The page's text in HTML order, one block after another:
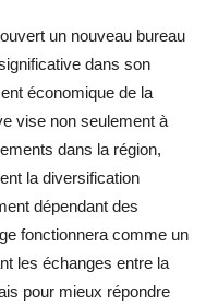
un nouveau bureau
dans son
économique de la
vise non seulement à
dans la région,
la diversification
dépendant des
fonctionnera comme un
les échanges entre la
pour mieux répondre